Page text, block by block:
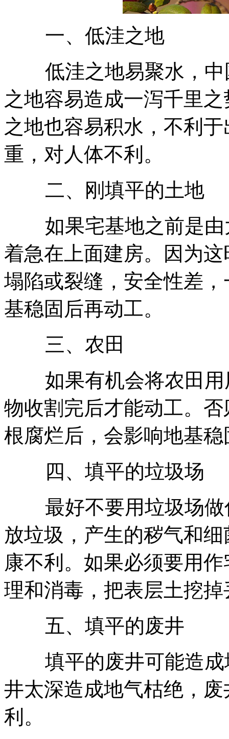
一、低洼之地
低洼之地易聚水，中
之地容易造成一泻千里
之地也容易积水，不利
重，对人体不利。
二、刚填平的土地
如果宅基地之前是由
着急在上面建房。因为
塌陷或裂缝，安全性差
基稳固后再动工。
三、农田
如果有机会将农田用
物收割完后才能动工。
根腐烂后，会影响地基稳
四、填平的垃圾场
最好不要用垃圾场做
放垃圾，产生的秽气和
康不利。如果必须要用
理和消毒，把表层土挖
五、填平的废井
填平的废井可能造成
井太深造成地气枯绝，
利。